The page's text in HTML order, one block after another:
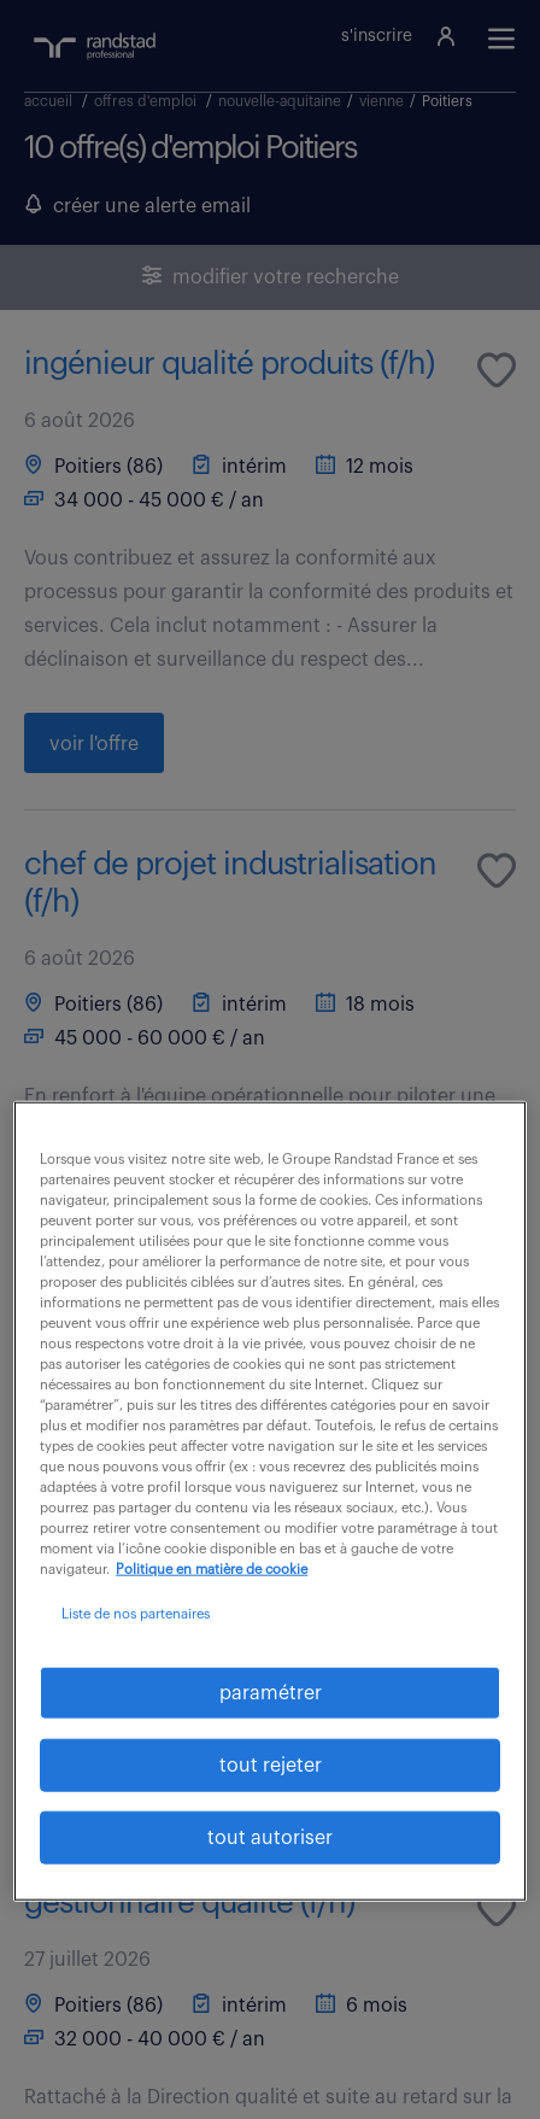
s'inscrire
accueil / offres d'emploi / nouvelle-aquitaine / vienne / Poitiers
10 offre(s) d'emploi Poitiers
créer une alerte email
modifier votre recherche
ingénieur qualité produits (f/h)
6 août 2026
Poitiers (86) intérim
12 mois
34 000 - 45 000 € / an
Vous contribuez et assurez la conformité aux
processus pour garantir la conformité des produits et
services. Cela inclut notamment : - Assurer la
déclinaison et surveillance du respect des...
voir l'offre
chef de projet industrialisation
(f/h)
6 août 2026
Poitiers (86) intérim
18 mois
45 000 - 60 000 € / an
En renfort à l'équipe opérationnelle pour piloter une
associées, et en interface immédiate avec les
responsables de production, de...
voir l'offre
gestionnaire de flux (f/h)
6 août 2026
Poitiers (86) intérim
6 mois
17 .82 € / heure
composants, produits des lignes de production de
votre périmètre suivant les priorités des ordres de...
gestionnaire qualité (f/h)
27 juillet 2026
Poitiers (86) intérim
6 mois
32 000 - 40 000 € / an
Rattaché à la Direction qualité et suite au retard sur la
Lorsque vous visitez notre site web, le Groupe Randstad France et ses
partenaires peuvent stocker et récupérer des informations sur votre
navigateur, principalement sous la forme de cookies. Ces informations
peuvent porter sur vous, vos préférences ou votre appareil, et sont
principalement utilisées pour que le site fonctionne comme vous
l’attendez, pour améliorer la performance de notre site, et pour vous
proposer des publicités ciblées sur d’autres sites. En général, ces
informations ne permettent pas de vous identifier directement, mais elles
peuvent vous offrir une expérience web plus personnalisée. Parce que
nous respectons votre droit à la vie privée, vous pouvez choisir de ne
pas autoriser les catégories de cookies qui ne sont pas strictement
nécessaires au bon fonctionnement du site Internet. Cliquez sur
“paramétrer”, puis sur les titres des différentes catégories pour en savoir
plus et modifier nos paramètres par défaut. Toutefois, le refus de certains
types de cookies peut affecter votre navigation sur le site et les services
que nous pouvons vous offrir (ex : vous recevrez des publicités moins
adaptées à votre profil lorsque vous naviguerez sur Internet, vous ne
pourrez pas partager du contenu via les réseaux sociaux, etc.). Vous
pourrez retirer votre consentement ou modifier votre paramétrage à tout
moment via l’icône cookie disponible en bas et à gauche de votre
navigateur.
Politique en matière de cookie
Liste de nos partenaires
paramétrer
tout rejeter
tout autoriser